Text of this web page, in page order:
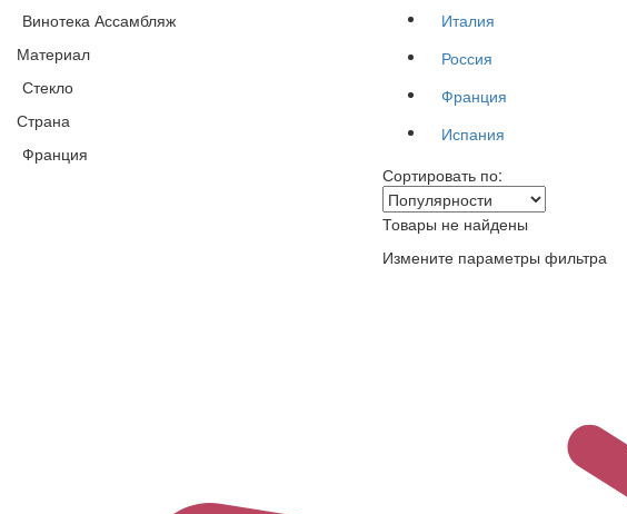
Винотека Ассамбляж
Материал
Стекло
Страна
Франция
Италия
Россия
Франция
Испания
Сортировать по:
Товары не найдены
Измените параметры фильтра